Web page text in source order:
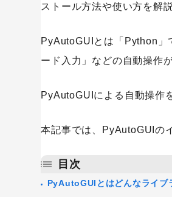
ストール方法や使い方を解
PyAutoGUIとは「Python」
ード入力」などの自動操作
PyAutoGUIによる自動操作
本記事では、PyAutoGUIの
目次
PyAutoGUIとはどんなライブ